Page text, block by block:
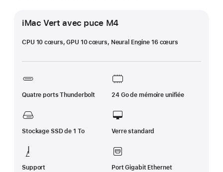
iMac Vert avec puce M4
CPU 10 cœurs, GPU 10 cœurs, Neural Engine 16 cœurs
Quatre ports Thunderbolt 24 Go de mémoire unifiée
Stockage SSD de 1 To Verre standard
Support Port Gigabit Ethernet